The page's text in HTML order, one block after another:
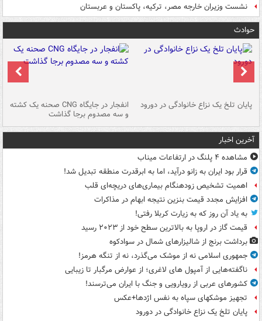
نشست وزیران خارجه مصر، ترکیه، پاکستان و عربستان
حوادث
پایان تلخ یک نزاع خانوادگی در دورود انفجار در جایگاه CNG صحنه یک کشته
و سه مصدوم برجا گذاشت
آخرین اخبار
مشاهده ۴ پلنگ در ارتفاعات میناب
قرار بود ایران به زانو درآید، اما به ابرقدرت منطقه تبدیل شد!
اهمیت تشخیص زودهنگام بیماری‌های دریچه‌ای قلب
افزایش مجدد قیمت بنزین نتیجه ابهام در مذاکرات
به یاد آن روز که به زیارت کربلا رفتی!
قیمت گاز در اروپا به بالاترین سطح خود از ۲۰۲۳ رسید
برداشت برنج از شالیزارهای شمال در سوادکوه
جمهوری اسلامی نه از موشک می‌گذرد، نه از تنگه هرمز!
ناگفته‌هایی از آمپول های لاغری؛ از عوارض مرگبار تا زیبایی
کشورهای عربی از رویارویی و جنگ با ایران می‌ترسند!
تجهیز موشکهای سپاه به نفس اژدها+عکس
پایان تلخ یک نزاع خانوادگی در دورود